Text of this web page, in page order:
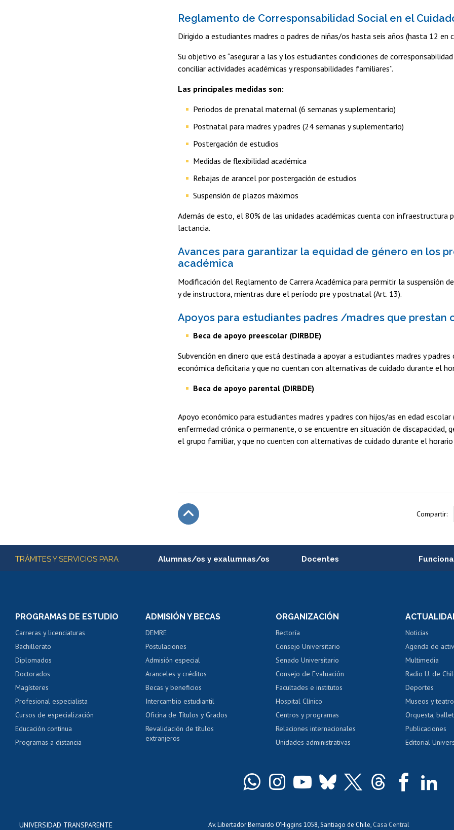
Reglamento de Corresponsabilidad Social en el
Dirigido a estudiantes madres o padres de niñas/os hasta seis años (hasta 12
Su objetivo es “asegurar a las y los estudiantes condiciones de
conciliar actividades académicas y responsabilidades familiares”.
Las principales medidas son:
Periodos de prenatal maternal (6 semanas y suplementario)
Postnatal para madres y padres (24 semanas y suplementario)
Postergación de estudios
Medidas de flexibilidad académica
Rebajas de arancel por postergación de estudios
Suspensión de plazos máximos
Además de esto, el 80% de las unidades académicas cuenta con
lactancia.
Avances para garantizar la equidad de género en los
académica
Modificación del Reglamento de Carrera Académica para permitir la
y de instructora, mientras dure el período pre y postnatal (Art. 13).
Apoyos para estudiantes padres /madres que prestan
Beca de apoyo preescolar (DIRBDE)
Subvención en dinero que está destinada a apoyar a estudiantes madres y
económica deficitaria y que no cuentan con alternativas de cuidado durante el
Beca de apoyo parental (DIRBDE)
Apoyo económico para estudiantes madres y padres con hijos/as en edad
enfermedad crónica o permanente, o se encuentre en situación de discapacidad,
el grupo familiar, y que no cuenten con alternativas de cuidado durante el
Compartir:
Más información
TRÁMITES Y SERVICIOS PARA Alumnas/os y exalumnas/os
Consulta y certificado de notas
Servicio médico y dental
Pago de arancel y crédito alumnos
Pago de arancel y crédito exalumnos
Certificado de títulos y grados
Docentes
Perfeccionamiento
Evaluación docente
Calificación académica
Postulación al AUCAI
Portal de
Certificado
Certificado
Acoso
PROGRAMAS DE ESTUDIO
Carreras y licenciaturas
Bachillerato
Diplomados
Doctorados
Magísteres
Profesional especialista
Cursos de especialización
Educación continua
Programas a distancia
ADMISIÓN Y BECAS
DEMRE
Postulaciones
Admisión especial
Aranceles y créditos
Becas y beneficios
Intercambio estudiantil
Oficina de Títulos y Grados
Revalidación de títulos
extranjeros
ORGANIZACIÓN
Rectoría
Consejo Universitario
Senado Universitario
Consejo de Evaluación
Facultades e institutos
Hospital Clínico
Centros y programas
Relaciones internacionales
Unidades administrativas
Noticias
Agenda de
Multimedia
Radio U. de
Deportes
Museos y
Orquesta,
Publicaciones
Editorial
UNIVERSIDAD TRANSPARENTE Av. Libertador Bernardo O'Higgins 1058, Santiago de Chile, Casa Central